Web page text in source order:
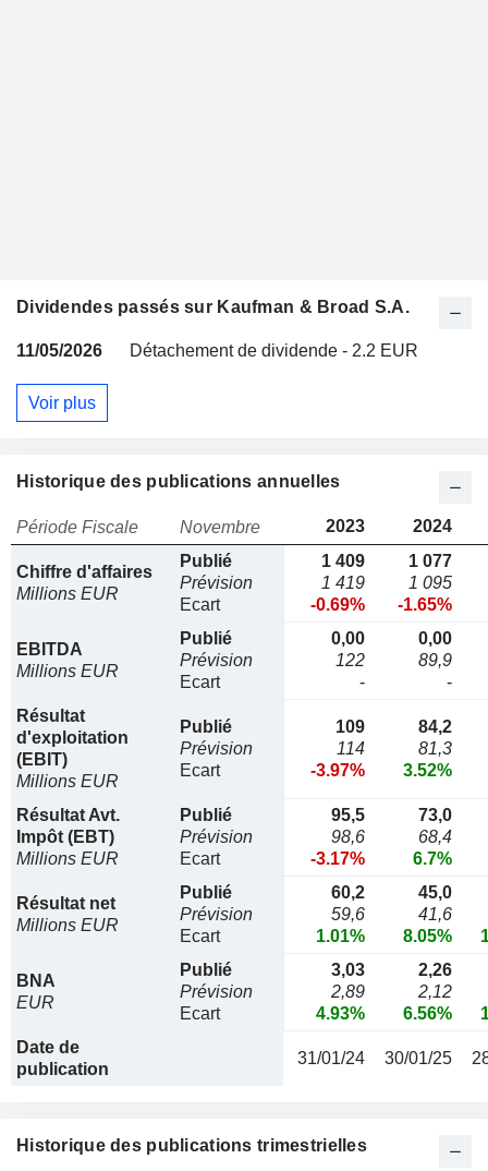
Dividendes passés sur Kaufman & Broad S.A.
11/05/2026 Détachement de dividende - 2.2 EUR
Voir plus
Historique des publications annuelles
Période Fiscale Novembre 2023 2024
Chiffre d'affaires
Millions EUR
Publié
Prévision
Ecart
1 409
1 419
-0.69%
1 077
1 095
-1.65%
EBITDA
Millions EUR
Publié
Prévision
Ecart
0,00
122
-
0,00
89,9
-
Résultat
d'exploitation
(EBIT)
Millions EUR
Publié
Prévision
Ecart
109
114
-3.97%
84,2
81,3
3.52%
Résultat Avt.
Impôt (EBT)
Millions EUR
Publié
Prévision
Ecart
95,5
98,6
-3.17%
73,0
68,4
6.7%
Résultat net
Millions EUR
Publié
Prévision
Ecart
60,2
59,6
1.01%
45,0
41,6
8.05%
BNA
EUR
Publié
Prévision
Ecart
3,03
2,89
4.93%
2,26
2,12
6.56%
Date de
publication
31/01/24 30/01/25
Historique des publications trimestrielles